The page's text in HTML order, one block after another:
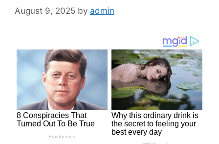
August 9, 2025 by admin